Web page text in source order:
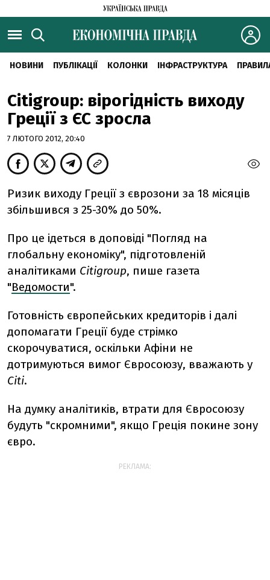
НОВИНИ ПУБЛІКАЦІЇ КОЛОНКИ ІНФРАСТРУКТУРА
Citigroup: вірогідність виходу
Греції з ЄС зросла
7 ЛЮТОГО 2012, 20:40
Ризик виходу Греції з єврозони за 18 місяців
збільшився з 25-30% до 50%.
Про це ідеться в доповіді "Погляд на
глобальну економіку", підготовленій
аналітиками Citigroup, пише газета
"Ведомости".
Готовність європейських кредиторів і далі
допомагати Греції буде стрімко
скорочуватися, оскільки Афіни не
дотримуються вимог Євросоюзу, вважають у
Сiti.
На думку аналітиків, втрати для Євросоюзу
будуть "скромними", якщо Греція покине зону
євро.
РЕКЛАМА: